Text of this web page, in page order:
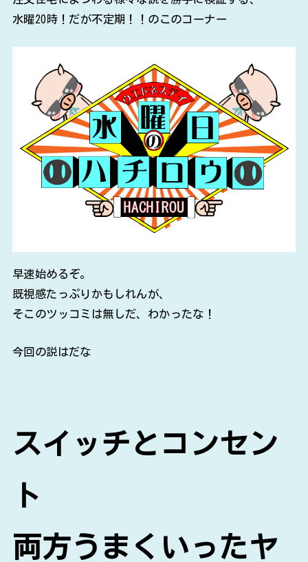
水曜20時！だが不定期！！のこのコーナー
早速始めるぞ。
既視感たっぷりかもしれんが、
そこのツッコミは無しだ、わかったな！
今回の説はだな
スイッチとコンセン
ト
両方うまくいったヤ